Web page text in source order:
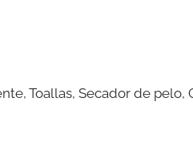
Toallas, Secador de pelo,